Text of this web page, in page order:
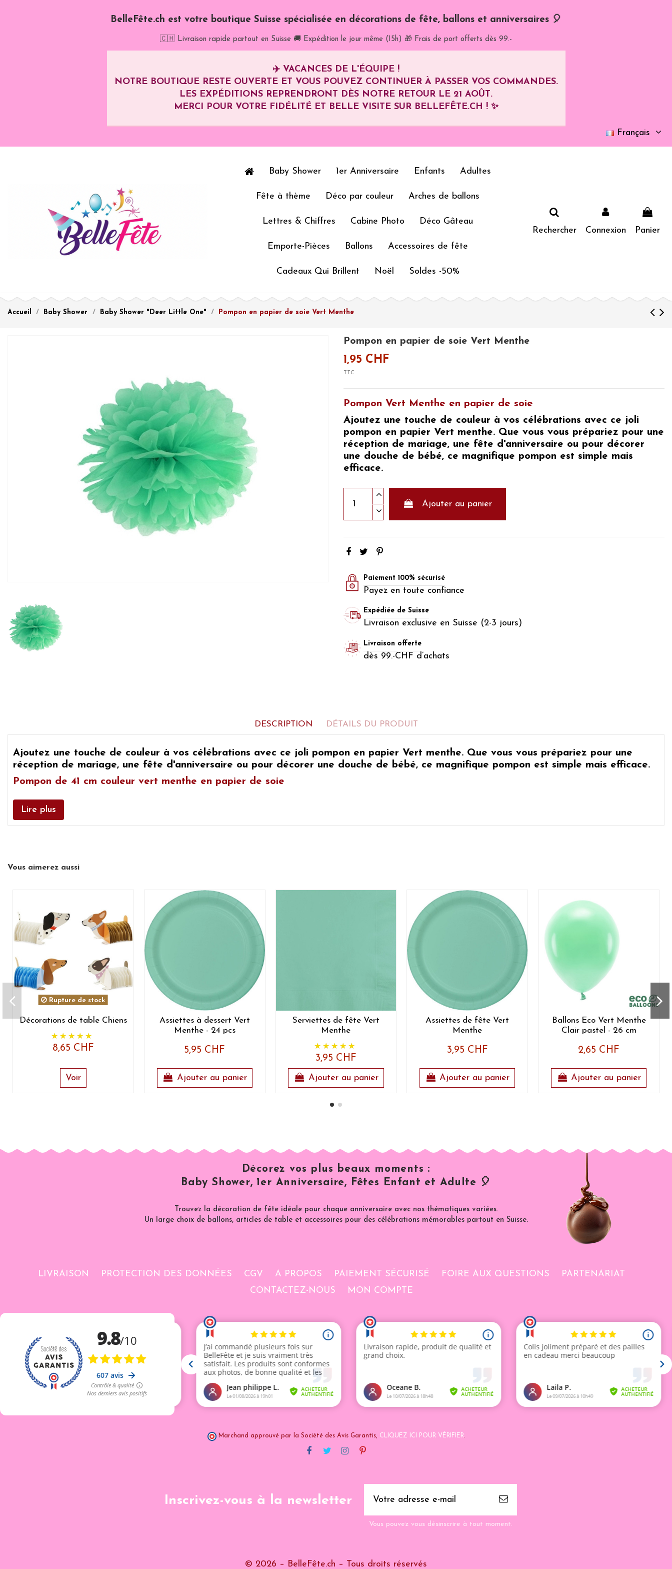
BelleFête.ch est votre boutique Suisse spécialisée en décorations de fête, ballons et anniversaires 🎈
🇨🇭 Livraison rapide partout en Suisse 🚚 Expédition le jour même (15h) 🎁 Frais de port offerts dès 99.-
✈️ VACANCES DE L'ÉQUIPE !
NOTRE BOUTIQUE RESTE OUVERTE ET VOUS POUVEZ CONTINUER À PASSER VOS COMMANDES.
LES EXPÉDITIONS REPRENDRONT DÈS NOTRE RETOUR LE 21 AOÛT.
MERCI POUR VOTRE FIDÉLITÉ ET BELLE VISITE SUR BELLEFÊTE.CH ! ✨
Français
Baby Shower 1er Anniversaire Enfants Adultes
Fête à thème Déco par couleur Arches de ballons
Lettres & Chiffres Cabine Photo Déco Gâteau
Emporte-Pièces Ballons Accessoires de fête
Cadeaux Qui Brillent Noël Soldes -50%
Rechercher Connexion Panier
Accueil Baby Shower Baby Shower "Deer Little One" Pompon en papier de soie Vert Menthe
Pompon en papier de soie Vert Menthe
1,95 CHF
TTC
Pompon Vert Menthe en papier de soie
Ajoutez une touche de couleur à vos célébrations avec ce joli
pompon en papier Vert menthe. Que vous vous prépariez pour une
réception de mariage, une fête d'anniversaire ou pour décorer
une douche de bébé, ce magnifique pompon est simple mais
efficace.
Ajouter au panier
Paiement 100% sécurisé
Payez en toute confiance
Expédiée de Suisse
Livraison exclusive en Suisse (2-3 jours)
Livraison offerte
dès 99.-CHF d’achats
DESCRIPTION DÉTAILS DU PRODUIT
Ajoutez une touche de couleur à vos célébrations avec ce joli pompon en papier Vert menthe. Que vous vous prépariez pour une
réception de mariage, une fête d'anniversaire ou pour décorer une douche de bébé, ce magnifique pompon est simple mais efficace.
Pompon de 41 cm couleur vert menthe en papier de soie
Lire plus
Vous aimerez aussi
Rupture de stock
Décorations de table Chiens
8,65 CHF
Voir
Assiettes à dessert Vert
Menthe - 24 pcs
5,95 CHF
Ajouter au panier
Serviettes de fête Vert
Menthe
3,95 CHF
Ajouter au panier
Assiettes de fête Vert
Menthe
3,95 CHF
Ajouter au panier
Ballons Eco Vert Menthe
Clair pastel - 26 cm
2,65 CHF
Ajouter au panier
Décorez vos plus beaux moments :
Baby Shower, 1er Anniversaire, Fêtes Enfant et Adulte 🎈
Trouvez la décoration de fête idéale pour chaque anniversaire avec nos thématiques variées.
Un large choix de ballons, articles de table et accessoires pour des célébrations mémorables partout en Suisse.
LIVRAISON PROTECTION DES DONNÉES CGV A PROPOS PAIEMENT SÉCURISÉ FOIRE AUX QUESTIONS
PARTENARIAT
CONTACTEZ-NOUS
MON COMPTE
Marchand approuvé par la Société des Avis Garantis, CLIQUEZ ICI POUR VÉRIFIER.
Inscrivez-vous à la newsletter
Vous pouvez vous désinscrire à tout moment.
© 2026 – BelleFête.ch – Tous droits réservés